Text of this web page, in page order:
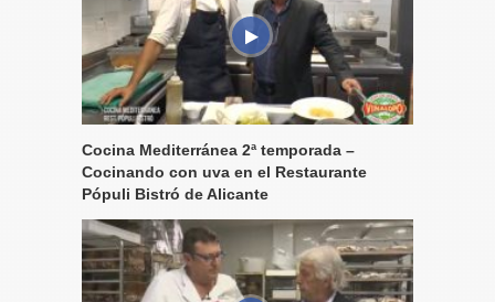
Cocina Mediterránea 2ª temporada –
Cocinando con uva en el Restaurante
Pópuli Bistró de Alicante